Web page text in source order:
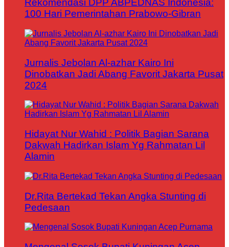
Rekomendasi DPP ABPEDNAS Indonesia:
100 Hari Pemerintahan Prabowo-Gibran
Jurnalis Jebolan Al-azhar Kairo Ini
Dinobatkan Jadi Abang Favorit Jakarta Pusat
2024
Hidayat Nur Wahid : Politik Bagian Sarana
Dakwah Hadirkan Islam Yg Rahmatan Lil
Alamin
Dr.Rita Bertekad Tekan Angka Stunting di
Pedesaan